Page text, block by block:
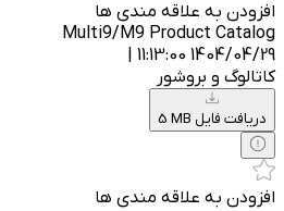
افزودن به علاقه مندی ها
Multi9/M9 Product Catalog
1404/04/29 11:13:00 |
کاتالوگ و بروشور
5 MB دریافت فایل
افزودن به علاقه مندی ها